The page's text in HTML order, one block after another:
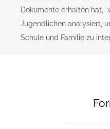
Dokumente erhalten hat,
Jugendlichen analysiert,
Schule und Familie zu